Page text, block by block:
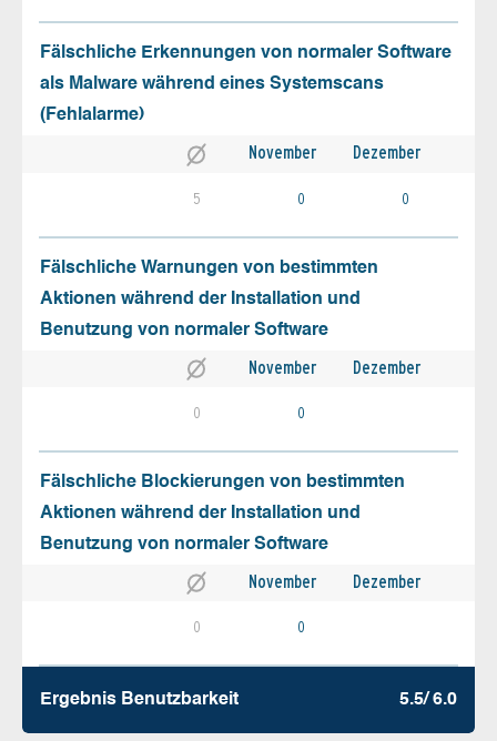
Fälschliche Erkennungen von normaler Software
als Malware während eines Systemscans
(Fehlalarme)
November Dezember
5 0 0
Fälschliche Warnungen von bestimmten
Aktionen während der Installation und
Benutzung von normaler Software
November Dezember
0 0
Fälschliche Blockierungen von bestimmten
Aktionen während der Installation und
Benutzung von normaler Software
November Dezember
0 0
Ergebnis Benutz­barkeit 5.5/ 6.0